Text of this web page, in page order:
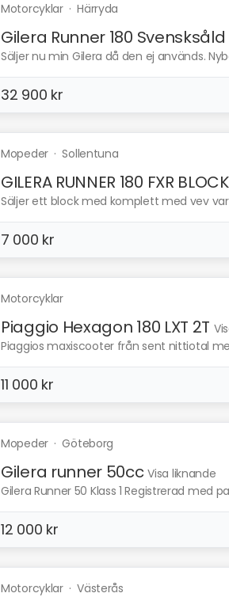
Motorcyklar·Härryda
Gilera Runner 180 Svensksåld
Säljer nu min Gilera då den ej används.
32 900 kr
Mopeder·Sollentuna
GILERA RUNNER 180 FXR BLOCK
Säljer ett block med komplett med vev
7 000 kr
Motorcyklar
Piaggio Hexagon 180 LXT 2T
Piaggios maxiscooter från sent nittiotal
11 000 kr
Mopeder·Göteborg
Gilera runner 50cc Visa liknande
Gilera Runner 50 Klass 1 Registrerad med
12 000 kr
Motorcyklar·Västerås